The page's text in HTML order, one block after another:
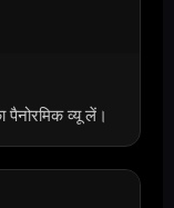
व्यू लें।